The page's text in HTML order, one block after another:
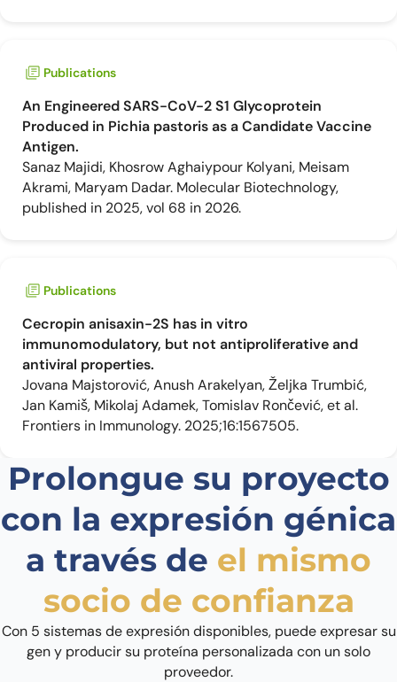
Publications
An Engineered SARS-CoV-2 S1 Glycoprotein
Produced in Pichia pastoris as a Candidate Vaccine
Antigen.
Sanaz Majidi, Khosrow Aghaiypour Kolyani, Meisam
Akrami, Maryam Dadar. Molecular Biotechnology,
published in 2025, vol 68 in 2026.
Publications
Cecropin anisaxin-2S has in vitro
immunomodulatory, but not antiproliferative and
antiviral properties.
Jovana Majstorović, Anush Arakelyan, Željka Trumbić,
Jan Kamiš, Mikolaj Adamek, Tomislav Rončević, et al.
Frontiers in Immunology. 2025;16:1567505.
Prolongue su proyecto
con la expresión génica
a través de el mismo
socio de confianza
Con 5 sistemas de expresión disponibles, puede expresar su
gen y producir su proteína personalizada con un solo
proveedor.